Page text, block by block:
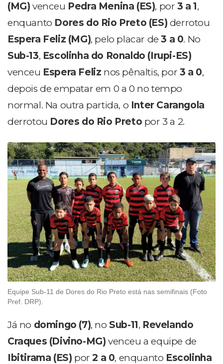
(MG) venceu Pedra Menina (ES), por3 a 1,
enquanto Dores do Rio Preto (ES) derrotou
Espera Feliz (MG), pelo placar de 3 a 0. No
Sub-13, Escolinha do Ronaldo (Irupi-ES)
venceu Espera Feliz nos pênaltis, por 3 a 0,
depois de empatar em 0 a 0 no tempo
normal. Na outra partida, o Inter Carangola
derrotou Dores do Rio Preto por 3 a 2.
Equipe Sub-11 de Dores do Rio Preto está nas semifinais (Foto
Pref. DRP).
Já no domingo (7), no Sub-11, Revelando
Craques (Divino-MG) venceu a equipe de
Ibitirama (ES) por2 a 0, enquanto Escolinha